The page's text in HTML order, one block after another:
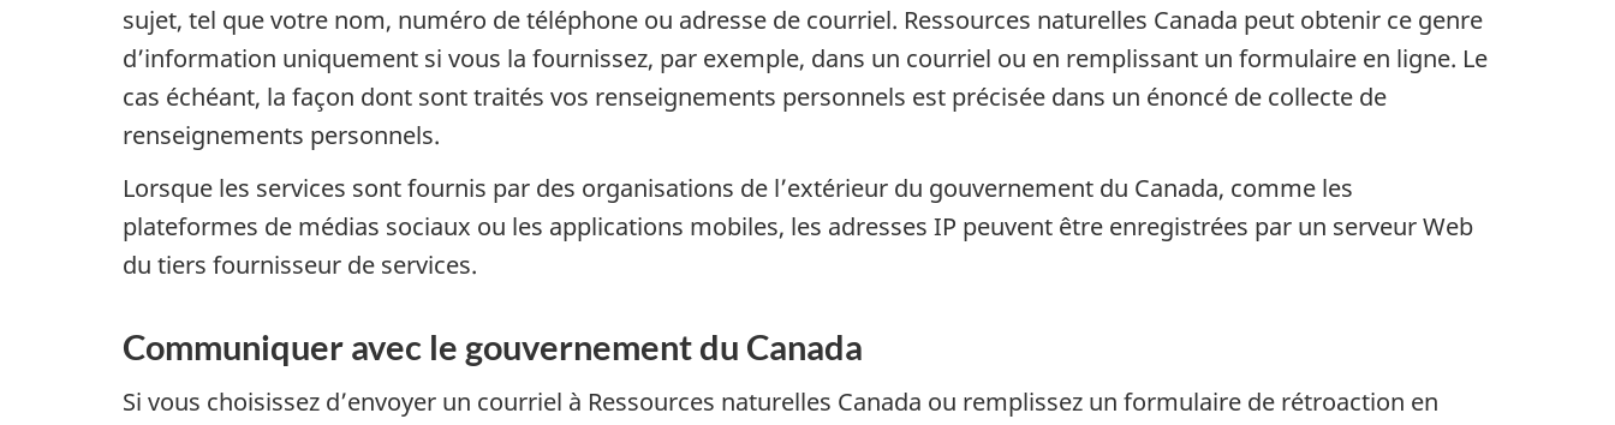
sujet, tel que votre nom, numéro de téléphone ou adresse de courriel. Ressources naturelles Canada peut obtenir ce genre
d’information uniquement si vous la fournissez, par exemple, dans un courriel ou en remplissant un formulaire en ligne. Le
cas échéant, la façon dont sont traités vos renseignements personnels est précisée dans un énoncé de collecte de
renseignements personnels.
Lorsque les services sont fournis par des organisations de l’extérieur du gouvernement du Canada, comme les
plateformes de médias sociaux ou les applications mobiles, les adresses IP peuvent être enregistrées par un serveur Web
du tiers fournisseur de services.
Communiquer avec le gouvernement du Canada
Si vous choisissez d’envoyer un courriel à Ressources naturelles Canada ou remplissez un formulaire de rétroaction en